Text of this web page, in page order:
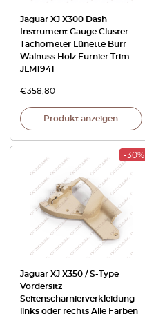
Jaguar XJ X300 Dash
Instrument Gauge Cluster
Tachometer Lünette Burr
Walnuss Holz Furnier Trim
JLM1941
€358,80
Produkt anzeigen
-30%
Jaguar XJ X350 / S-Type
Vordersitz
Seitenscharnierverkleidung
links oder rechts Alle Farben